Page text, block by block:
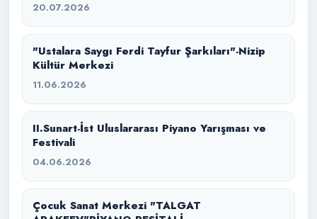
20.07.2026
"Ustalara Saygı Ferdi Tayfur Şarkıları"-Nizip
Kültür Merkezi
11.06.2026
II.Sunart-İst Uluslararası Piyano Yarışması ve
Festivali
04.06.2026
Çocuk Sanat Merkezi "TALGAT